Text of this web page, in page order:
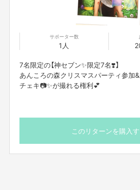
お問い合わせは下記のURLのメッセージからご連
https://cf.fany.lol/users/message/view/3307
【返品期限】
7日以内に上記問い合わせ先へご連絡ください。
をお受け出来ない場合がございます。※サポータ
ル・返品・交換はお受けできません。
不良品、発送商品間違いの場合、着払いにて対
サポーター数
1人
7名限定の【神セブン✨限定7名❣️】
あんころの森クリスマスパーティ参加
チェキ📷✨が撮れる権利💕
このリターンを購入